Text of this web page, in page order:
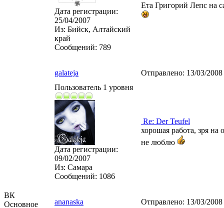
ВК
Основное
Дата регистрации:
25/04/2007
Из: Бийск, Алтайский
край
Сообщений: 789
Ета Григорий Лепс на
galateja Отправлено: 13/03/
Пользователь 1 уровня
Дата регистрации:
09/02/2007
Из: Самара
Сообщений: 1086
Re: Der Teufel
хорошая работа, зря на
не люблю
ananaska Отправлено: 13/03/